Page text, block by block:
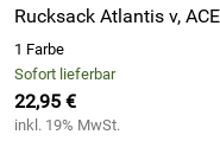
1 Farbe
Sofort lieferbar
22,95 €
inkl. 19% MwSt.